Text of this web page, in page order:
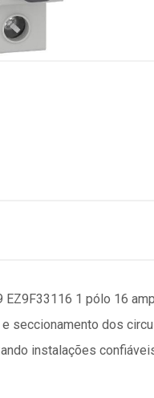
EZ9F33116 1 pólo 16
seccionamento dos
instalações